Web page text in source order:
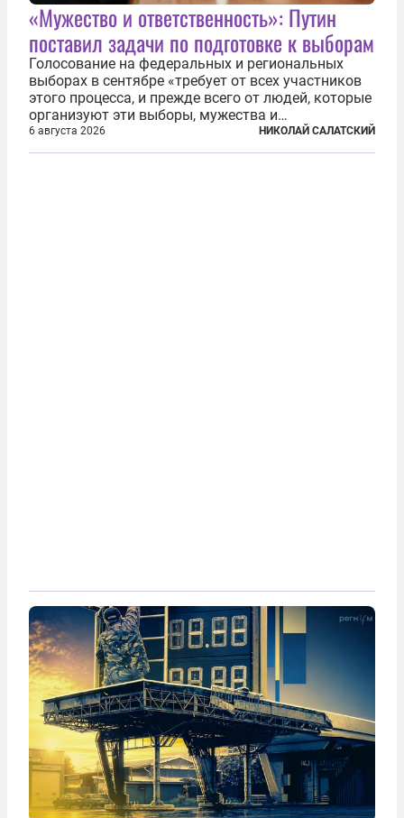
«Мужество и ответственность»: Путин
поставил задачи по подготовке к выборам
Голосование на федеральных и региональных
выборах в сентябре «требует от всех участников
этого процесса, и прежде всего от людей, которые
организуют эти выборы, мужества и
ответственного отношения к формированию
власти», — подчеркнул президент Владимир Путин
6 августа 2026 НИКОЛАЙ САЛАТСКИЙ